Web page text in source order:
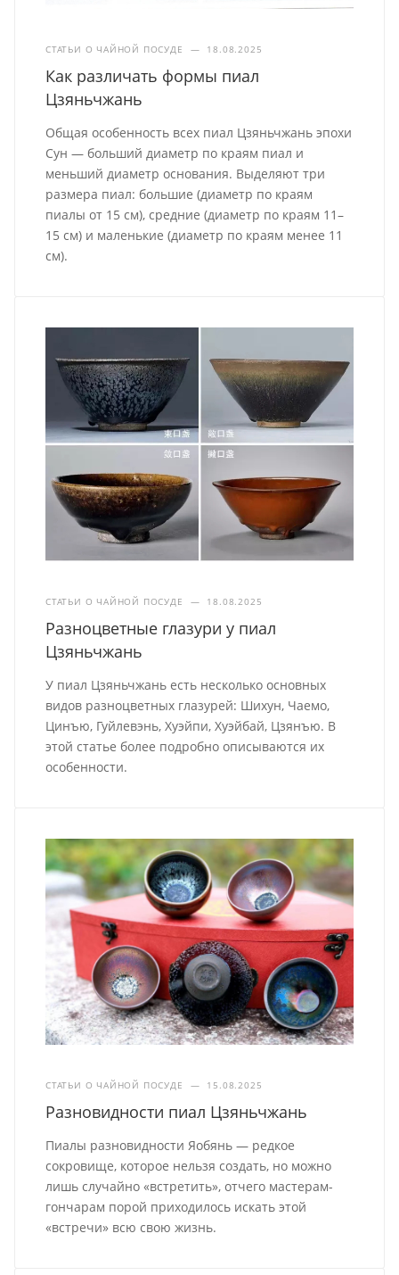
СТАТЬИ О ЧАЙНОЙ ПОСУДЕ — 18.08.2025
Как различать формы пиал
Цзяньчжань
Общая особенность всех пиал Цзяньчжань эпохи
Сун — больший диаметр по краям пиал и
меньший диаметр основания. Выделяют три
размера пиал: большие (диаметр по краям
пиалы от 15 см), средние (диаметр по краям 11–
15 см) и маленькие (диаметр по краям менее 11
см).
СТАТЬИ О ЧАЙНОЙ ПОСУДЕ — 18.08.2025
Разноцветные глазури у пиал
Цзяньчжань
У пиал Цзяньчжань есть несколько основных
видов разноцветных глазурей: Шихун, Чаемо,
Цинъю, Гуйлевэнь, Хуэйпи, Хуэйбай, Цзянъю. В
этой статье более подробно описываются их
особенности.
СТАТЬИ О ЧАЙНОЙ ПОСУДЕ — 15.08.2025
Разновидности пиал Цзяньчжань
Пиалы разновидности Яобянь — редкое
сокровище, которое нельзя создать, но можно
лишь случайно «встретить», отчего мастерам-
гончарам порой приходилось искать этой
«встречи» всю свою жизнь.